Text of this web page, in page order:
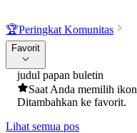
🏆Peringkat Komunitas
Favorit
judul papan buletin
Saat Anda memilih ikon
Ditambahkan ke favorit.
Lihat semua pos